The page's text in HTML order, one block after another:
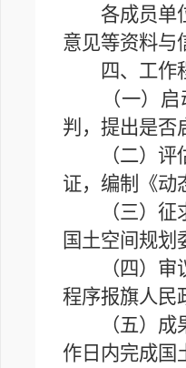
各成员单位
意见等资料与
四、工作
（一）启动
判，提出是否
（二）评估
证，编制《动
（三）征求
国土空间规划
（四）审议
程序报旗人民
（五）成果
作日内完成国